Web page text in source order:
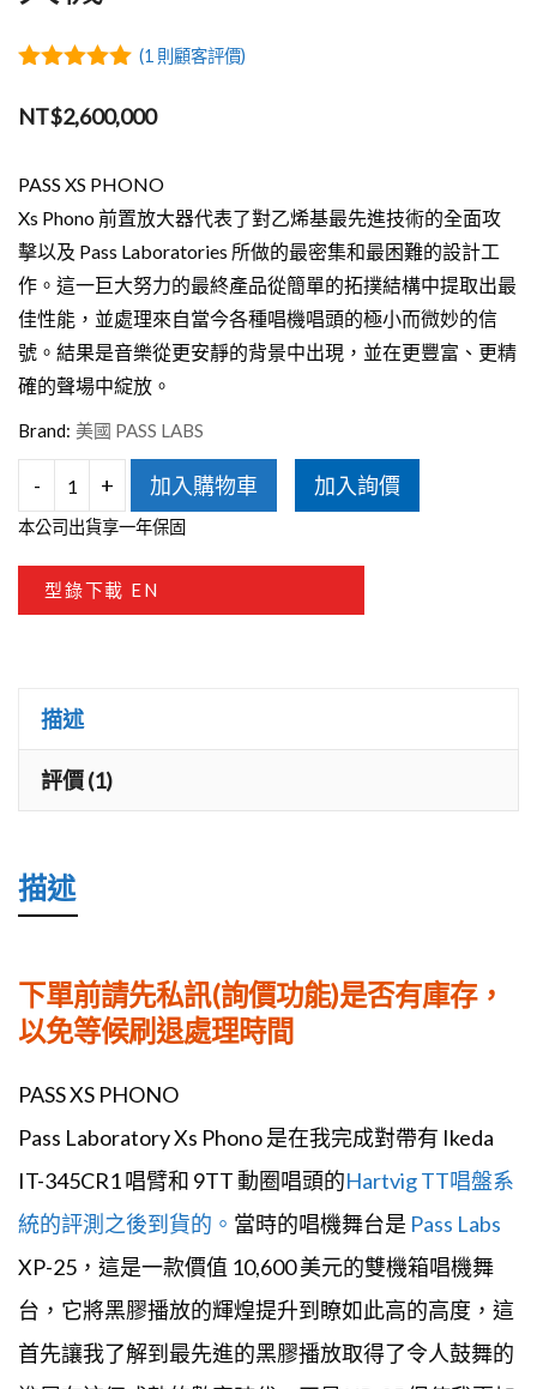
5
(1 則顧客評價)
NT$2,600,000
PASS XS PHONO
Xs Phono 前置放大器代表了對乙烯基最先進技術的全面攻
擊以及 Pass Laboratories 所做的最密集和最困難的設計工
作。這一巨大努力的最終產品從簡單的拓撲結構中提取出最
佳性能，並處理來自當今各種唱機唱頭的極小而微妙的信
號。結果是音樂從更安靜的背景中出現，並在更豐富、更精
確的聲場中綻放。
Brand: 美國 PASS LABS
-
PASS
XS
PHONO
前
數
+ 加入購物車 加入詢價
本公司出貨享一年保固
型錄下載 EN
描述
評價 (1)
描述
下單前請先私訊(詢價功能)是否有庫存，
以免等候刷退處理時間
PASS XS PHONO
Pass Laboratory Xs Phono 是在我完成對帶有 Ikeda
IT-345CR1 唱臂和 9TT 動圈唱頭的Hartvig TT唱盤系
統的評測之後到貨的。 當時的唱機舞台是 Pass Labs
XP-25，這是一款價值 10,600 美元的雙機箱唱機舞
台，它將黑膠播放的輝煌提升到瞭如此高的高度，這
首先讓我了解到最先進的黑膠播放取得了令人鼓舞的